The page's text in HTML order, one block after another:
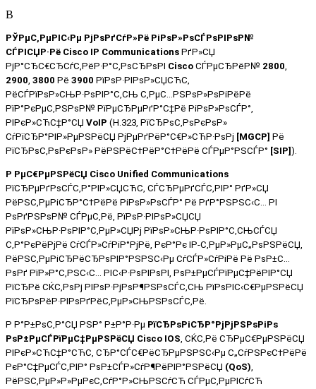
В
РЎРµС‚РµРІС‹Рµ РјРѕРґСѓР»Рё РіРѕР»РѕСЃРѕРІРѕР№
СЃРІСЏР·Рё Cisco IP Communications РґР»СЏ
РјР°СЂС€СЂСѓС‚РёР·Р°С‚РѕСЂРѕРІ Cisco СЃРµСЂРёР№ 2800
2900 3800 Рё 3900 РїРѕР·РІРѕР»СЏСЋС‚
РёСЃРїРѕР»СЊР·РѕРІР°С‚СЊ С‚РµС…РЅРѕР»РѕРіРёРё
РїР°РєРµС‚РЅРѕР№ РїРµСЂРµРґР°С‡Рё РіРѕР»РѕСЃР°,
РІРєР»СЋС‡Р°СЏ VoIP (H.323 , РїСЂРѕС‚РѕРєРѕР»
СѓРїСЂР°РІР»РµРЅРёСЏ РјРµРґРёР°С€Р»СЋР·РѕРј [MGCP] Рё
РїСЂРѕС‚РѕРєРѕР» РёРЅРёС†РёР°С†РёРё СЃРµР°РЅСЃР° [SIP]).
Р РµС€РµРЅРёСЏ Cisco Unified Communications
РїСЂРµРґРѕСЃС‚Р°РІР»СЏСЋС‚ СЃСЂРµРґСЃС‚РІР° РґР»СЏ
РёРЅС‚РµРіСЂР°С†РёРё РіРѕР»РѕСЃР° Рё РґР°РЅРЅС‹С… РІ
РѕРґРЅРѕР№ СЃРµС‚Рё, РїРѕР·РІРѕР»СЏСЏ
РїРѕР»СЊР·РѕРІР°С‚РµР»СЏРј РїРѕР»СЊР·РѕРІР°С‚СЊСЃСЏ
С‚Р°РєРёРјРё СѓСЃР»СѓРіР°РјРё, РєР°Рє IP-С‚РµР»РµС„РѕРЅРёСЏ,
РёРЅС‚РµРіСЂРёСЂРѕРІР°РЅРЅС‹Рµ СѓСЃР»СѓРіРё Рё РѕР±С…
РѕРґ РїР»Р°С‚РЅС‹С… РІС‹Р·РѕРІРѕРІ, РѕР±РµСЃРїРµС‡РёРІР°СЏ
РїСЂРё СЌС‚РѕРј РІРѕР·РјРѕР¶РЅРѕСЃС‚СЊ РїРѕРІС‹С€РµРЅРёСЏ
РїСЂРѕРёР·РІРѕРґРёС‚РµР»СЊРЅРѕСЃС‚Рё.
Р Р°Р±РѕС‚Р°СЏ РЅР° Р±Р°Р·Рµ РїСЂРѕРіСЂР°РјРјРЅРѕРіРѕ
РѕР±РµСЃРїРµС‡РµРЅРёСЏ Cisco IOS, СЌС‚Рё СЂРµС€РµРЅРёСЏ
РІРєР»СЋС‡Р°СЋС‚ СЂР°СЃС€РёСЂРµРЅРЅС‹Рµ С„СѓРЅРєС†РёРё
РєР°С‡РµСЃС‚РІР° РѕР±СЃР»СѓР¶РёРІР°РЅРёСЏ (QoS),
РёРЅС‚РµР»Р»РµРєС‚СѓР°Р»СЊРЅСѓСЋ СЃРµС‚РµРІСѓСЋ